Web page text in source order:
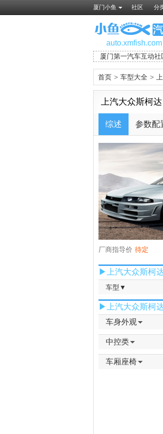
厦门小鱼 社区 分
auto.xmfish.com
厦门第一汽车互动社
首页 > 车型大全 >
上汽大众斯柯
综述 参数配
厂商指导价 待定
▶上汽大众斯柯
车型▼
▶上汽大众斯柯
车身外观
中控类
车厢座椅